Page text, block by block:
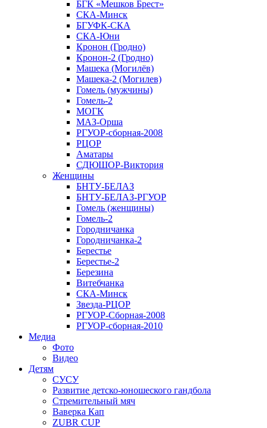
БГК «Мешков Брест»
СКА-Минск
БГУФК-СКА
СКА-Юни
Кронон (Гродно)
Кронон-2 (Гродно)
Машека (Могилёв)
Машека-2 (Могилев)
Гомель (мужчины)
Гомель-2
МОГК
МАЗ-Орша
РГУОР-сборная-2008
РЦОР
Аматары
СДЮШОР-Виктория
Женщины
БНТУ-БЕЛАЗ
БНТУ-БЕЛАЗ-РГУОР
Гомель (женщины)
Гомель-2
Городничанка
Городничанка-2
Берестье
Берестье-2
Березина
Витебчанка
СКА-Минск
Звезда-РЦОР
РГУОР-Сборная-2008
РГУОР-сборная-2010
Медиа
Фото
Видео
Детям
СУСУ
Развитие детско-юношеского гандбола
Стремительный мяч
Ваверка Кап
ZUBR CUP